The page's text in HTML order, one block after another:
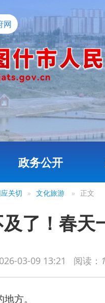
网
政务公开
关切 » 文化旅游 » 正文
了！春天
03-09 13:21 阅读：
尖冒出新绿，野花含苞待放